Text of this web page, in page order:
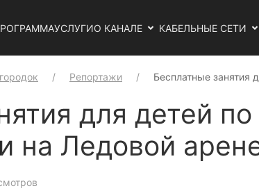
УСЛУГИО КАНАЛЕ КАБЕЛЬНЫЕ СЕТИ
Репортажи Бесплатные занятия
для детей
на Ледовой